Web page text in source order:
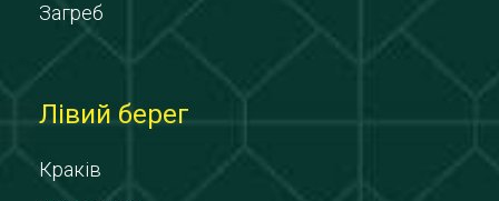
Загреб
Лівий берег
Краків